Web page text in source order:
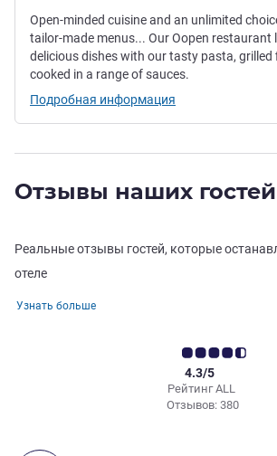
Open-minded cuisine and an unlimited
tailor-made menus... Our Oopen restaurant
delicious dishes with our tasty pasta, grilled
cooked in a range of sauces.
Подробная информация
Отзывы наших гостей
Реальные отзывы гостей, которые
отеле
Узнать больше
Рейтинг ALL
4.3/5
Отзывов: 380